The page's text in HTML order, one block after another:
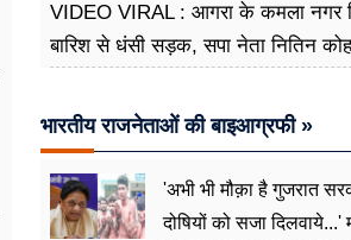
VIDEO VIRAL : आगरा के कमला नगर
बारिश से धंसी सड़क, सपा नेता नितिन
भारतीय राजनेताओं की बाइआग्रफी »
'अभी भी मौक़ा है गुजरात
दोषियों को सजा दिलवाये...'